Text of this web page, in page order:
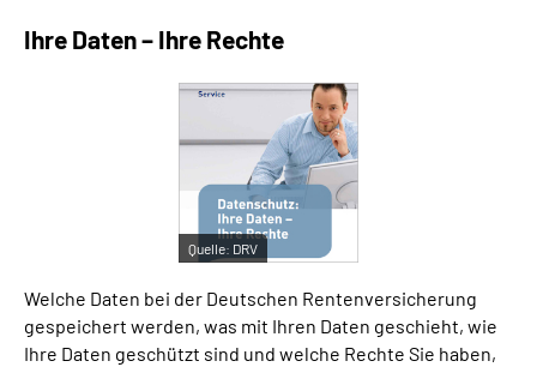
Inhalte in Gebärdensprache (DGS)
Ihre Daten – Ihre Rechte
Quelle: DRV
Welche Daten bei der Deutschen Rentenversicherung
gespeichert werden, was mit Ihren Daten geschieht, wie
Ihre Daten geschützt sind und welche Rechte Sie haben,